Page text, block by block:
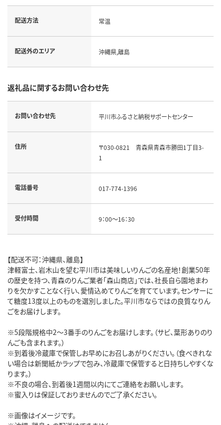
配送方法 常温
配送外のエリア 沖縄県,離島
返礼品に関するお問い合わせ先
お問い合わせ先 平川市ふるさと納税サポートセンター
住所
〒030-0821 青森県青森市勝田1丁目3-
1
電話番号 017-774-1396
受付時間 9：00～16：30
【配送不可：沖縄県、離島】
津軽富士、岩木山を望む平川市は美味しいりんごの名産地！創業50年
の歴史を持つ、青森のりんご業者「森山商店」では、社長自ら園地まわ
りを欠かすことなく行い、愛情込めてりんごを育てています。センサーに
て糖度13度以上のものを選別しました。平川市ならではの良質なりん
ごをお届けします。
※5段階規格中2～3番手のりんごをお届けします。（サビ、葉形ありのり
んごも含まれます。）
※到着後冷蔵庫で保管しお早めにお召しあがりください。（食べきれな
い場合は新聞紙かラップで包み、冷蔵庫で保管すると日持ちしやすくな
ります。）
※不良の場合、到着後1週間以内にてご連絡をお願いします。
※蜜入りは保証しておりませんのでご了承ください。
※画像はイメージです。